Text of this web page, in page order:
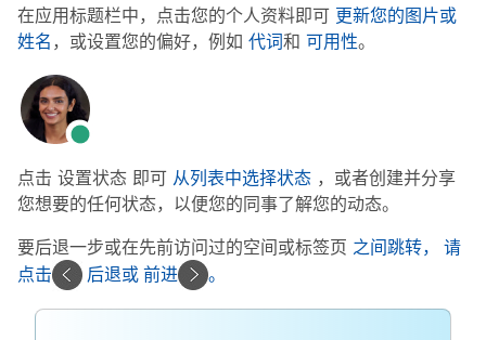
在应用标题栏中，点击您的个人资料即可 更新您的图片或
姓名 ，或设置您的偏好，例如 代词和 可用性。
点击 设置状态 即可 从列表中选择状态 ，或者创建并分享
您想要的任何状态，以便您的同事了解您的动态。
要后退一步或在先前访问过的空间或标签页 之间跳转， 请
点击
后退或 前进 。